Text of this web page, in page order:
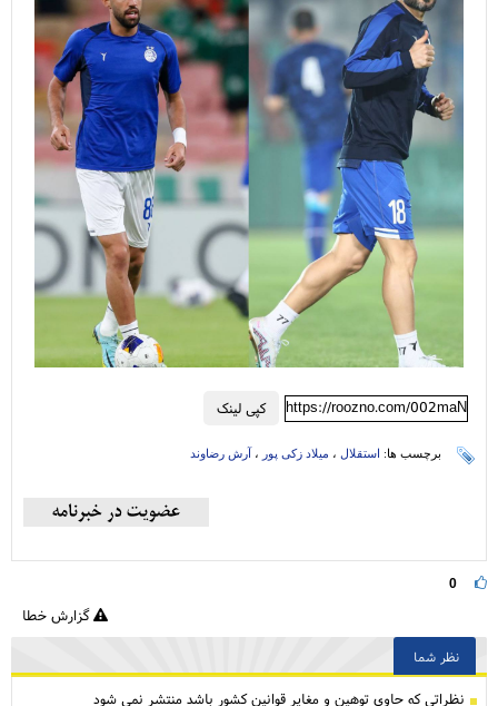
کپی لینک https://roozno.com/002maN
برچسب ها: استقلال ، میلاد زکی پور ، آرش رضاوند
0
گزارش خطا
نظر شما
نظراتی كه حاوی توهین و مغایر قوانین کشور باشد منتشر نمی شود